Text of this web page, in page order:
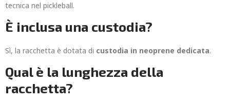
tecnica nel pickleball.
È inclusa una custodia?
Sì, la racchetta è dotata di custodia in neoprene dedicata.
Qual è la lunghezza della
racchetta?